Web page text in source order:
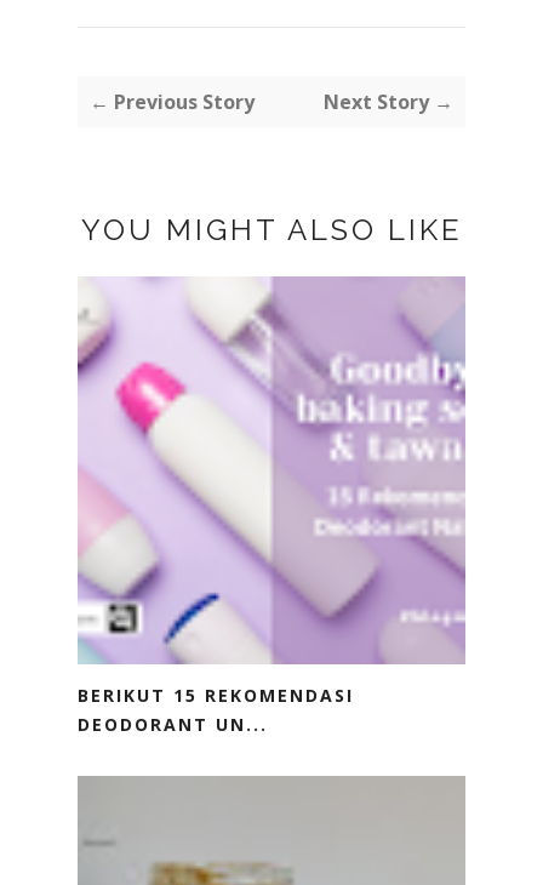
← Previous Story Next Story →
YOU MIGHT ALSO LIKE
BERIKUT 15 REKOMENDASI
DEODORANT UN...